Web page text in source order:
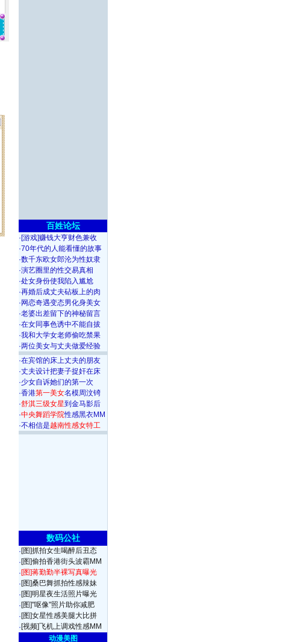
百姓论坛
· [游戏]赚钱大亨财色兼收
·70年代的人能看懂的故事
·数千东欧女郎沦为性奴隶
·演艺圈里的性交易真相
·处女身份使我陷入尴尬
·再婚后成丈夫砧板上的肉
· 网恋奇遇变态男化身美女
·老婆出差留下的神秘留言
·在女同事色诱中不能自拔
·我和大学女老师偷吃禁果
·两位美女与丈夫做爱经验
·在宾馆的床上丈夫的朋友
·丈夫设计把妻子捉奸在床
·少女自诉她们的第一次
·香港第一美女名模周汶锜
·舒淇三级女星到金马影后
·中央舞蹈学院性感黑衣MM
·不相信是越南性感女特工
数码公社
· [图]抓拍女生喝醉后丑态
· [图]偷拍香港街头波霸MM
·[图]蒋勤勤半裸写真曝光
· [图]桑巴舞抓拍性感辣妹
· [图]明星夜生活照片曝光
· [图]"呕像"照片助你减肥
· [图]女星性感美腿大比拼
· [视频]飞机上调戏性感MM
动漫美图